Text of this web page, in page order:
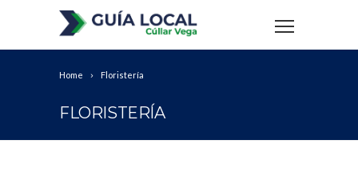
Home Floristería
FLORISTERÍA